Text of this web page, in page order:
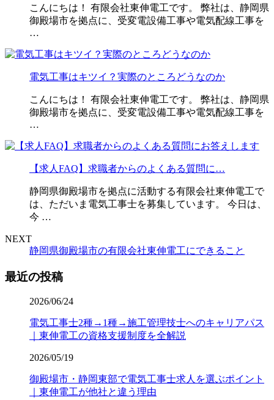
こんにちは！ 有限会社東伸電工です。 弊社は、静岡県
御殿場市を拠点に、受変電設備工事や電気配線工事を
…
電気工事はキツイ？実際のところどうなのか
こんにちは！ 有限会社東伸電工です。 弊社は、静岡県
御殿場市を拠点に、受変電設備工事や電気配線工事を
…
【求人FAQ】求職者からのよくある質問に…
静岡県御殿場市を拠点に活動する有限会社東伸電工で
は、ただいま電気工事士を募集しています。 今日は、
今 …
NEXT
静岡県御殿場市の有限会社東伸電工にできること
最近の投稿
2026/06/24
電気工事士2種→1種→施工管理技士へのキャリアパス
｜東伸電工の資格支援制度を全解説
2026/05/19
御殿場市・静岡東部で電気工事士求人を選ぶポイント
｜東伸電工が他社と違う理由